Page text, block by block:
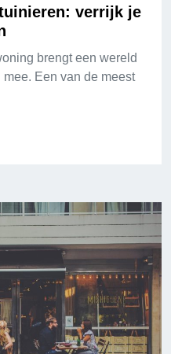
verrijk je
brengt een wereld
Een van de meest